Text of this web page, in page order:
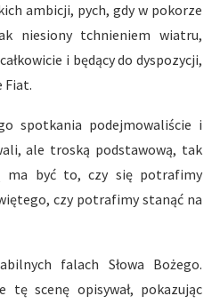
ambicji, pych, gdy w pokorze
niesiony tchnieniem wiatru,
i będący do dyspozycji,
Fiat.
spotkania podejmowaliście i
ale troską podstawową, tak
ma być to, czy się potrafimy
czy potrafimy stanąć na
falach Słowa Bożego.
tę scenę opisywał, pokazując